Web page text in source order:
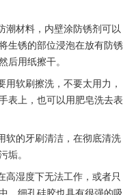
材料，内壁涂防锈剂可以
生锈的部位浸泡在放有防锈
后用纸擦干。
软刷擦洗，不要太用力，
表上，也可以用肥皂洗去表
的牙刷清洁，在彻底清洗
垢。
湿度下无法工作，或者只